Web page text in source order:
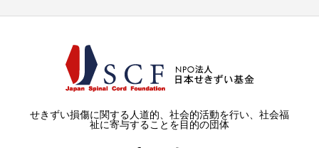
せきずい損傷に関する人道的、社会的活動を行い、社会福
祉に寄与することを目的の団体